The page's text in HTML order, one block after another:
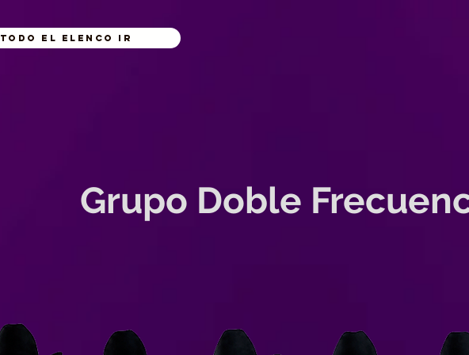
Todo el Elenco ir
Grupo Doble